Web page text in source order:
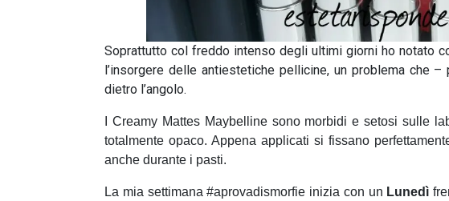
Soprattutto col freddo intenso degli ultimi giorni ho notato
l’insorgere delle antiestetiche pellicine, un problema che
dietro l’angolo.
I Creamy Mattes Maybelline sono morbidi e setosi sulle
totalmente opaco. Appena applicati si fissano
anche durante i pasti.
La mia settimana #aprovadismorfie inizia con un Lunedì